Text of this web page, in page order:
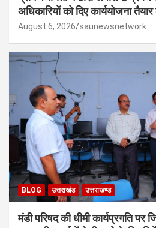
अधिकारियों को दिए कार्ययोजना
August 6, 2026 saunewsnetwork
BLOG उत्तराखंड उत्तराखण्ड
मंडी परिषद की धीमी कार्यप्रगति पर